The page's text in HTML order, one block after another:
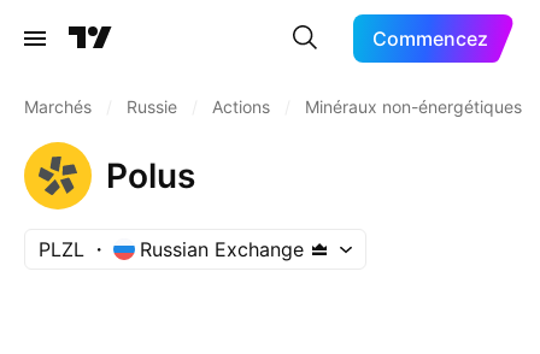
Commencez
Marchés Russie Actions Minéraux non-énergétiques
Polus
PLZL Russian Exchange